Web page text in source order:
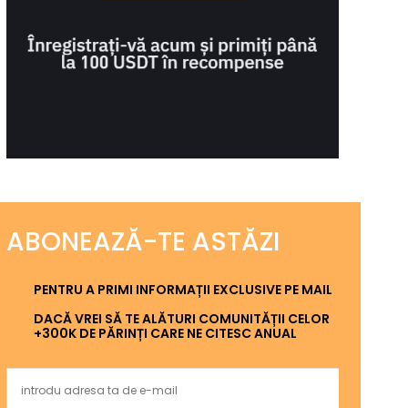
ABONEAZĂ-TE ASTĂZI
PENTRU A PRIMI INFORMAȚII EXCLUSIVE PE MAIL
DACĂ VREI SĂ TE ALĂTURI COMUNITĂȚII CELOR
+300K DE PĂRINȚI CARE NE CITESC ANUAL